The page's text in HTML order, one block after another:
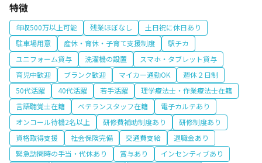
特徴
年収500万以上可能 残業ほぼなし
土日祝に休日あり
駐車場用意
産休・育休・子育て支援制度
駅チカ
ユニフォーム貸与
洗濯機の設置
スマホ・タブレット貸与
育児中歓迎
ブランク歓迎 マイカー通勤OK
週休２日制
50代活躍
40代活躍 若手活躍
理学療法士・作業療法士在籍
言語聴覚士在籍
ベテランスタッフ在籍
電子カルテあり
オンコール待機2名以上
研修費補助制度あり
研修制度あり
資格取得支援
社会保険完備 交通費支給
退職金あり
緊急訪問時の手当・代休あり
賞与あり
インセンティブあり